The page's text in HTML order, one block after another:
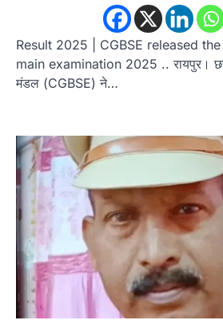
Result 2025 | CGBSE released
main examination 2025 .. रायपुर।
मंडल (CGBSE) ने…